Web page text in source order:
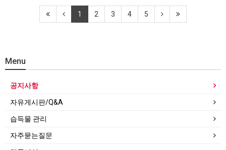
1 2 3 4 5
Menu
공지사항
자유게시판/Q&A
습득물 관리
자주묻는질문